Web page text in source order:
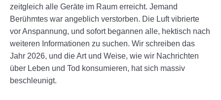
zeitgleich alle Geräte im Raum erreicht. Jemand
Berühmtes war angeblich verstorben. Die Luft vibrierte
vor Anspannung, und sofort begannen alle, hektisch nach
weiteren Informationen zu suchen. Wir schreiben das
Jahr 2026, und die Art und Weise, wie wir Nachrichten
über Leben und Tod konsumieren, hat sich massiv
beschleunigt.